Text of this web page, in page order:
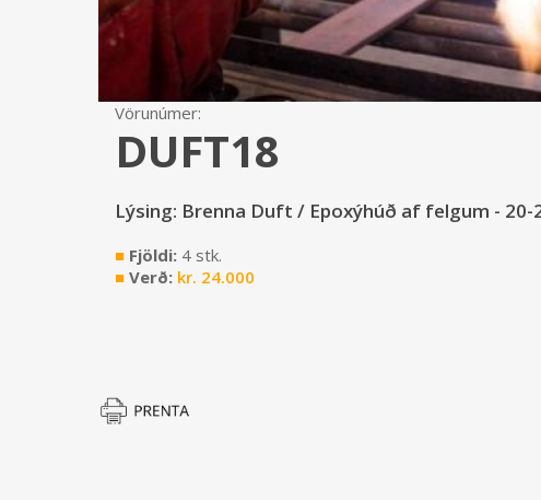
Vörunúmer:
DUFT18
Lýsing: Brenna Duft / Epoxýhúð af felgum - 20-
■ Fjöldi: 4 stk.
■ Verð: kr. 24.000